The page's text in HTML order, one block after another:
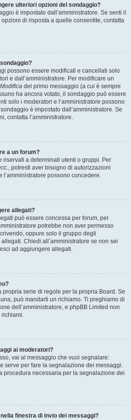
ulteriori opzioni del sondaggio?
è impostato dall’amministratore. Se senti il
di risposta a quelle consentite, contatta
possono essere modificati e cancellati solo
e dall’amministratore. Per modificare un
Modifica del primo messaggio (a cui è sempre
ha ancora votato, il sondaggio può essere
solo i moderatori e l’amministratore possono
è impostato dall’amministratore. Se
contatta l’amministratore.
a un forum?
riservati a determinati utenti o gruppi. Per
potresti aver bisogno di autorizzazioni
l’amministratore possono concedere.
allegati?
può essere concessa per forum, per
potrebbe non aver permesso
oppure solo il gruppo degli
Chiedi all’amministratore se non sei
ad aggiungere allegati.
serie di regole per la propria Board. Se
può mandarti un richiamo. Ti preghiamo di
dell’amministratore, e phpBB Limited non
richiami.
ai moderatori?
vai al messaggio che vuoi segnalare:
serve per fare la segnalazione dei messaggi.
procedura necessaria per la segnalazione dei
finestra di invio dei messaggi?